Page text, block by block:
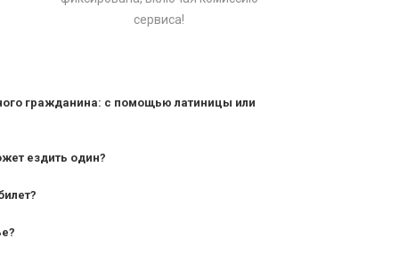
сервиса!
гражданина: с помощью латиницы или
ездить один?
— от 10 лет и старше;